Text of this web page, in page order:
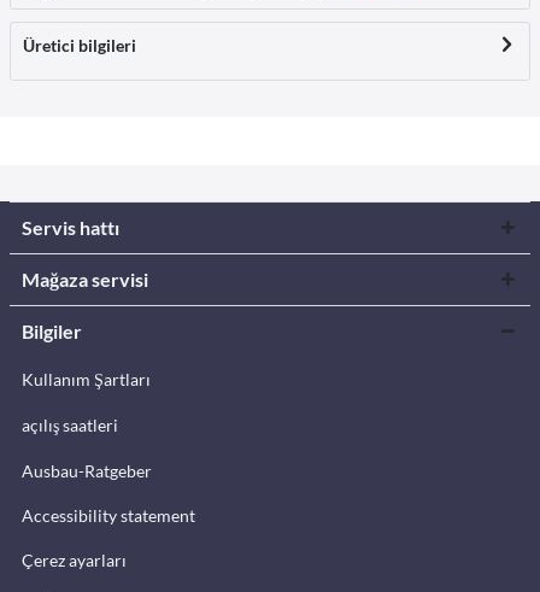
Üretici bilgileri
Servis hattı
Mağaza servisi
Bilgiler
Kullanım Şartları
açılış saatleri
Ausbau-Ratgeber
Accessibility statement
Çerez ayarları